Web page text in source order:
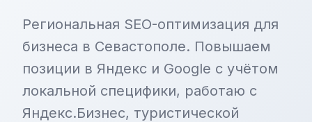
Региональная SEO-оптимизация для
бизнеса в Севастополе. Повышаем
позиции в Яндекс и Google с учётом
локальной специфики, работаю с
Яндекс.Бизнес, туристической